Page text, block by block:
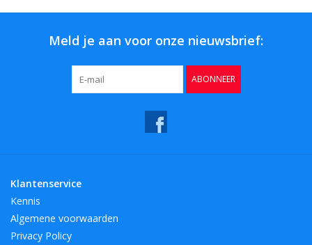
Meld je aan voor onze nieuwsbrief:
ABONNEER
Klantenservice
Kennis
Algemene voorwaarden
Privacy Policy